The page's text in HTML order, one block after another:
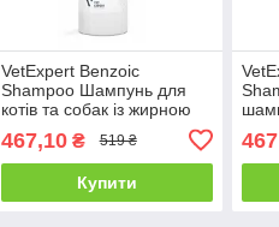
VetExpert Benzoic
Shampoo Шампунь для
котів та собак із жирною
467,10₴ 519 ₴
Купити